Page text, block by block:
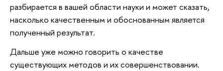
разбирается в вашей области науки и может сказать,
насколько качественным и обоснованным является
полученный результат.
Дальше уже можно говорить о качестве
существующих методов и их совершенствовании.